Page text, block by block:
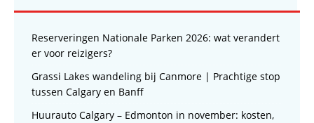
Reserveringen Nationale Parken 2026: wat verandert
er voor reizigers?
Grassi Lakes wandeling bij Canmore | Prachtige stop
tussen Calgary en Banff
Huurauto Calgary – Edmonton in november: kosten,